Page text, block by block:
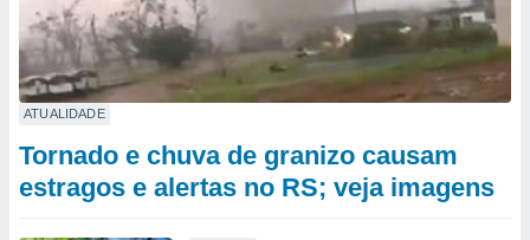
ATUALIDADE
Tornado e chuva de granizo causam
estragos e alertas no RS; veja imagens